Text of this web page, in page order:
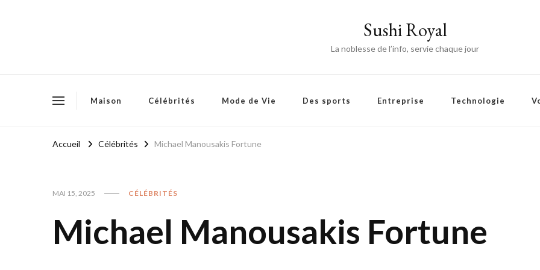
Sushi Royal
La noblesse de l’info, servie chaque jour
Maison Célébrités Mode de Vie Des sports Entreprise Technologie
Accueil Célébrités Michael Manousakis Fortune
MAI 15, 2025 CÉLÉBRITÉS
Michael Manousakis Fortune